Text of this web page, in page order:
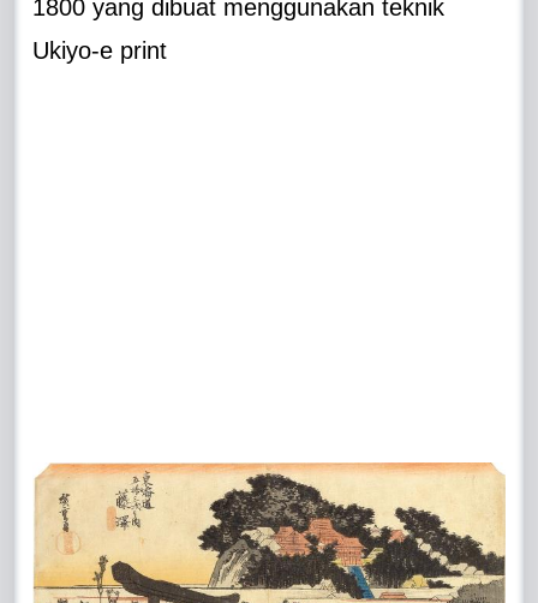
1800 yang dibuat menggunakan teknik
Ukiyo-e print